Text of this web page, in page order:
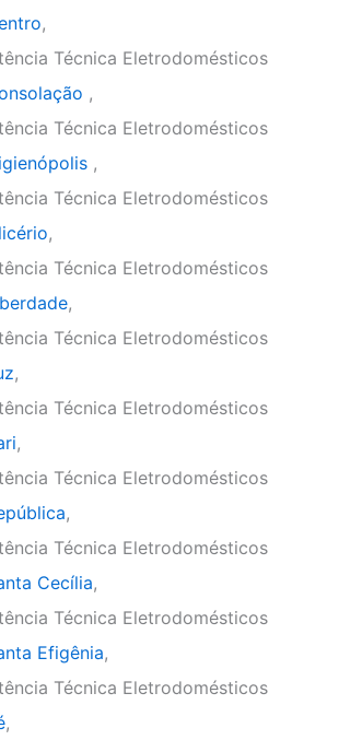
,
Técnica Eletrodomésticos
,
Técnica Eletrodomésticos
,
Técnica Eletrodomésticos
,
Técnica Eletrodomésticos
,
Técnica Eletrodomésticos
,
Técnica Eletrodomésticos
,
Técnica Eletrodomésticos
,
Técnica Eletrodomésticos
Cecília,
Técnica Eletrodomésticos
Efigênia,
Técnica Eletrodomésticos
,